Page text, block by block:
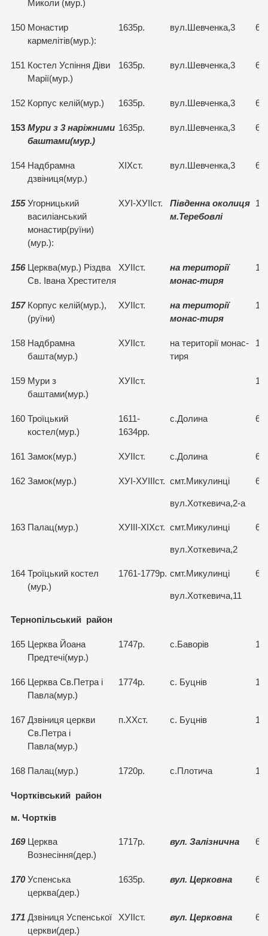
Миколи (мур.)
150 Монастир
кармелітів(мур.):
1635р. вул.Шевченка,3
151 Костел Успіння Діви
Марії(мур.)
1635р. вул.Шевченка,3
152 Корпус келій(мур.) 1635р. вул.Шевченка,3
153 Мури з 3 наріжними
баштами(мур.)
1635р. вул.Шевченка,3
154 Надбрамна
дзвіниця(мур.)
ХІХст. вул.Шевченка,3
155 Угорницький
василіанський
монастир(руїни)
(мур.):
ХУІ-ХУІІст.
Південна околиця
м.Теребовлі
156 Церква(мур.) Різдва
Св. Івана Хрестителя
ХУІІст.
на території
монас-тиря
157 Корпус келій(мур.),
(руїни)
ХУІІст.
на території
монас-тиря
158 Надбрамна
башта(мур.)
ХУІІст.
на території монас-
тиря
159 Мури з
баштами(мур.)
ХУІІст.
160 Троїцький
костел(мур.)
1611-
1634рр.
с.Долина
161 Замок(мур.) ХУІІст. с.Долина
162 Замок(мур.) ХУІ-ХУІІІст. смт.Микулинці
вул.Хоткевича,2-а
163 Палац(мур.) ХУІІІ-ХІХст. смт.Микулинці
вул.Хоткевича,2
164 Троїцький костел
(мур.)
1761-1779р. смт.Микулинці
вул.Хоткевича,11
Тернопільський район
165 Церква Йоана
Предтечі(мур.)
1747р. с.Баворів
166 Церква Св.Петра і
Павла(мур.)
1774р. с. Буцнів
167 Дзвіниця церкви
Св.Петра і
Павла(мур.)
п.ХХст. с. Буцнів
168 Палац(мур.) 1720р. с.Плотича
Чортківський район
м. Чортків
169 Церква
Вознесіння(дер.)
1717р. вул. Залізнична
170 Успенська
церква(дер.)
1635р. вул. Церковна
171 Дзвіниця Успенської
церкви(дер.)
ХУІІст. вул. Церковна